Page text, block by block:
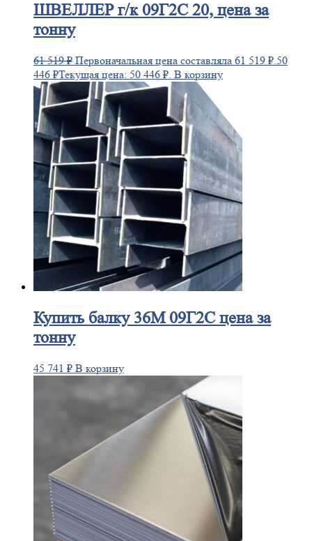
ШВЕЛЛЕРг/к 09Г2С 20, цена за
тонну
61 519₽ Первоначальная цена составляла 61 519 ₽.50
446 ₽Текущая цена: 50 446 ₽. В корзину
Купитьбалку 36М 09Г2С цена за
тонну
45 741 ₽ В корзину